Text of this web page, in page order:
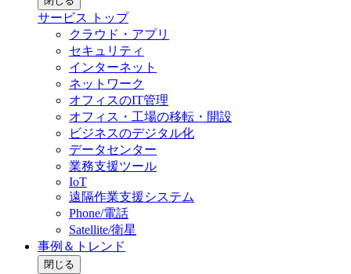
サービス トップ
クラウド・アプリ
セキュリティ
インターネット
ネットワーク
オフィスのIT管理
オフィス・工場の移転・開設
ビジネスのデジタル化
データセンター
業務支援ツール
IoT
遠隔作業支援システム
Phone/電話
Satellite/衛星
事例＆トレンド
閉じる